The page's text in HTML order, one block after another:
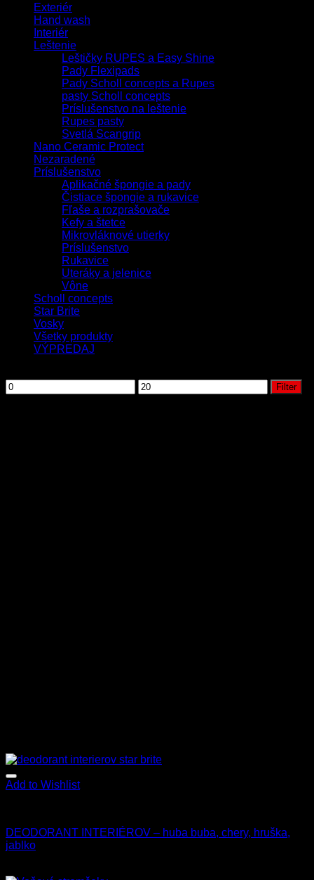
Exteriér
Hand wash
Interiér
Leštenie
Leštičky RUPES a Easy Shine
Pady Flexipads
Pady Scholl concepts a Rupes
pasty Scholl concepts
Príslušenstvo na leštenie
Rupes pasty
Svetlá Scangrip
Nano Ceramic Protect
Nezaradené
Príslušenstvo
Aplikačné špongie a pady
Čistiace špongie a rukavice
Fľaše a rozprašovače
Kefy a štetce
Mikrovláknové utierky
Príslušenstvo
Rukavice
Uteráky a jelenice
Vône
Scholl concepts
Star Brite
Vosky
Všetky produkty
VÝPREDAJ
Filter
Add to Wishlist
DEODORANT INTERIÉROV – huba buba, chery, hruška,
jablko